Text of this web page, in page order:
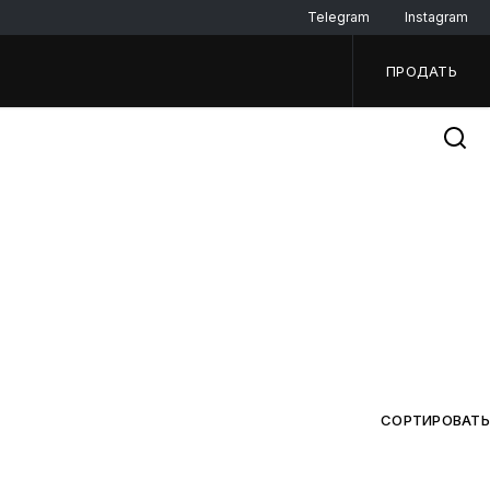
Telegram Instagram
ПРОДАТЬ
СОРТИРОВАТЬ